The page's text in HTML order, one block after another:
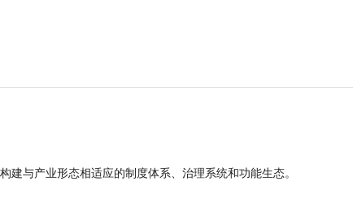
与产业形态相适应的制度体系、治理系统和功能生态。